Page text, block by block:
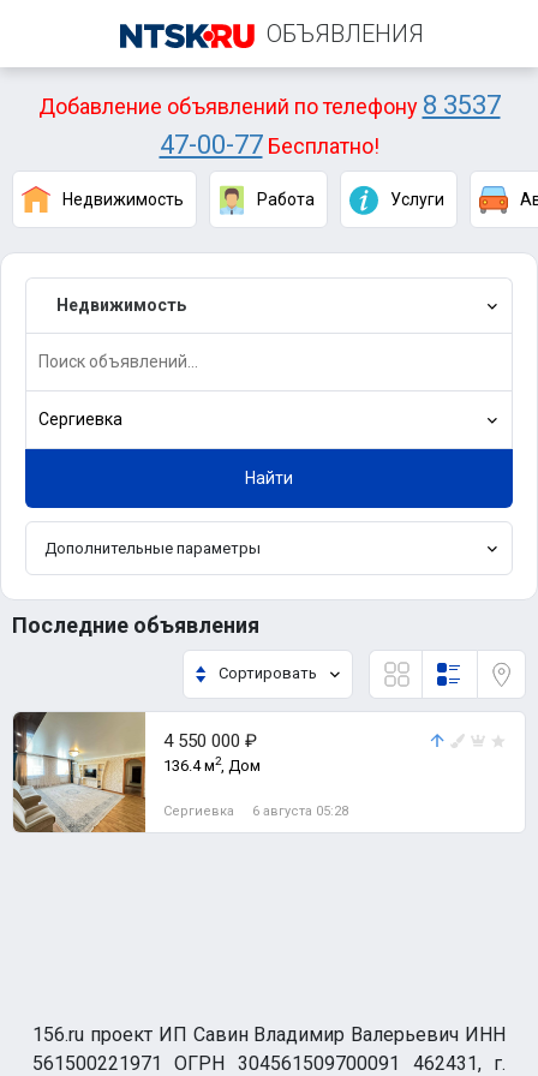
ОБЪЯВЛЕНИЯ
Добавление объявлений по телефону 8 3537
47-00-77Бесплатно!
Недвижимость Работа Услуги
Недвижимость
Сергиевка
Найти
Дополнительные параметры
Последние объявления
Сортировать
4 550 000 ₽
136.4 м2, Дом
Сергиевка 6 августа 05:28
156.ru проект ИП Савин Владимир Валерьевич ИНН
561500221971 ОГРН 304561509700091 462431, г.